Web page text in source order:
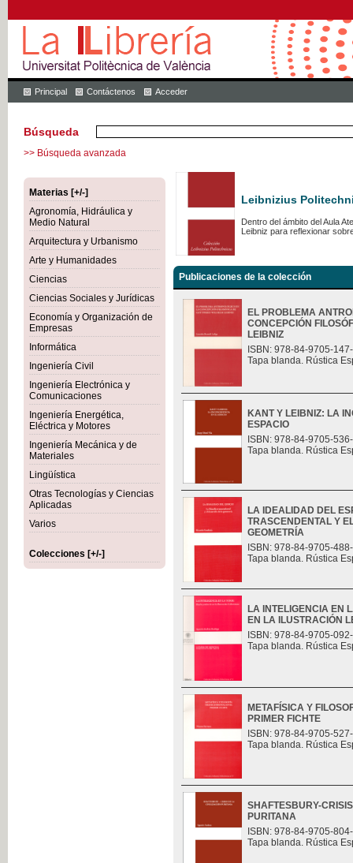
Principal Contáctenos Acceder
Búsqueda
>> Búsqueda avanzada
Materias [+/-]
Agronomía, Hidráulica y
Medio Natural
Arquitectura y Urbanismo
Arte y Humanidades
Ciencias
Ciencias Sociales y Jurídicas
Economía y Organización de
Empresas
Informática
Ingeniería Civil
Ingeniería Electrónica y
Comunicaciones
Ingeniería Energética,
Eléctrica y Motores
Ingeniería Mecánica y de
Materiales
Lingüística
Otras Tecnologías y Ciencias
Aplicadas
Varios
Colecciones [+/-]
Leibnizius
Dentro del ámbito del Aula
Leibniz para reflexionar
Publicaciones de la colección
EL PROBLEMA
CONCEPCIÓN
LEIBNIZ
ISBN: 978-84-9705-
Tapa blanda. Rústica
KANT Y LEIBNIZ: LA
ESPACIO
ISBN: 978-84-9705-
Tapa blanda. Rústica
LA IDEALIDAD DEL
TRASCENDENTAL Y
GEOMETRÍA
ISBN: 978-84-9705-
Tapa blanda. Rústica
LA INTELIGENCIA EN
EN LA ILUSTRACIÓN
ISBN: 978-84-9705-
Tapa blanda. Rústica
METAFÍSICA Y
PRIMER FICHTE
ISBN: 978-84-9705-
Tapa blanda. Rústica
SHAFTESBURY-
PURITANA
ISBN: 978-84-9705-
Tapa blanda. Rústica